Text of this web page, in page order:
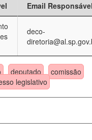
Email
deco-
deputado
comissão
legislativo